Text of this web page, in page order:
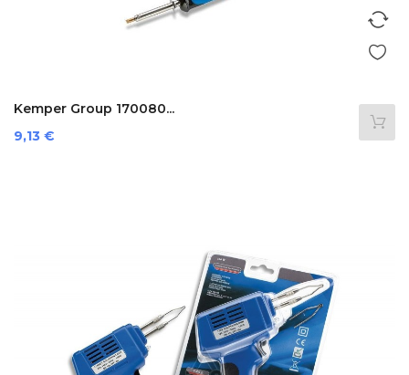
Kemper Group 170080...
Preis
9,13 €